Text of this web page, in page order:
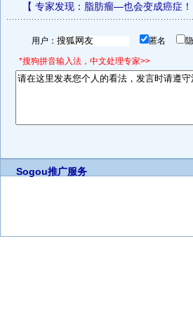
【 专家发现：脂肪瘤—也会变成癌症！
用户： 匿名
*搜狗拼音输入法，中文处理专家>>
Sogou推广服务